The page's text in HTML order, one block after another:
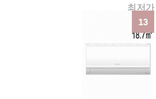
최저가